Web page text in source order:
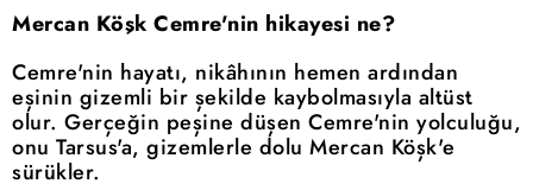
Mercan Köşk Cemre'nin hikayesi ne?
Cemre'nin hayatı, nikâhının hemen ardından
eşinin gizemli bir şekilde kaybolmasıyla altüst
olur. Gerçeğin peşine düşen Cemre'nin yolculuğu,
onu Tarsus'a, gizemlerle dolu Mercan Köşk'e
sürükler.